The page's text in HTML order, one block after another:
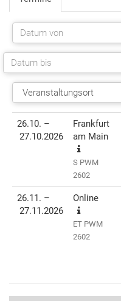
Termin(e) Informationen
26.10. –
27.10.2026
Frankfurt
am Main
S PWM
2602
26.11. –
27.11.2026
Online
ET PWM
2602